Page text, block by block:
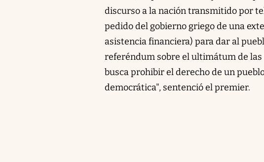
discurso a la nación transmitido por
pedido del gobierno griego de una
asistencia financiera) para dar al
referéndum sobre el ultimátum de las
busca prohibir el derecho de un
democrática", sentenció el premier.